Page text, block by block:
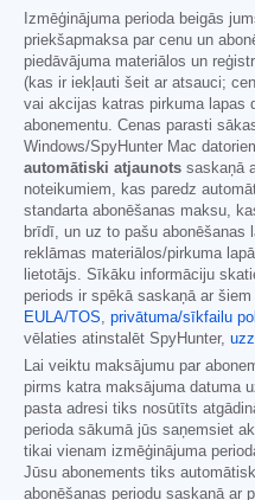
Izmēģinājuma perioda beigās
priekšapmaksa par cenu un
piedāvājuma materiālos un
(kas ir iekļauti šeit ar atsauci;
vai akcijas katras pirkuma lapas
abonementu. Cenas parasti
Windows/SpyHunter Mac
automātiski atjaunots saskaņā
noteikumiem, kas paredz
standarta abonēšanas maksu,
brīdī, un uz to pašu abonēšanas
reklāmas materiālos/pirkuma
lietotājs. Sīkāku informāciju
periods ir spēkā saskaņā ar
EULA/TOS, privātuma/sīkfailu
vēlaties atinstalēt SpyHunter,
Lai veiktu maksājumu par
pirms katra maksājuma datuma
pasta adresi tiks nosūtīts
perioda sākumā jūs saņemsiet
tikai vienam izmēģinājuma
Jūsu abonements tiks
abonēšanas periodu saskaņā ar